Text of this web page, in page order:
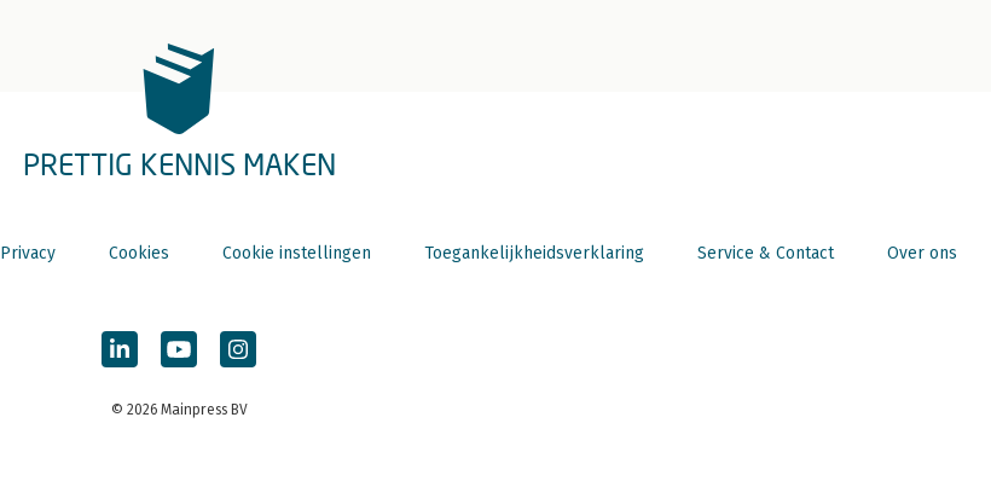
PRETTIG KENNIS MAKEN
Privacy Cookies Cookie instellingen Toegankelijkheidsverklaring Service & Contact Over ons
© 2026 Mainpress BV